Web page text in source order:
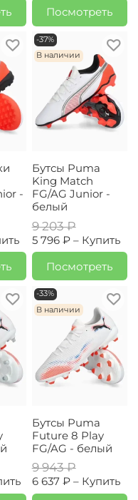
Посмотреть
-
-37%
В наличии
Бутсы Puma
King Match
FG/AG Junior -
белый
9 203 ₽
5 796 ₽ – Купить
Посмотреть
-33%
В наличии
Бутсы Puma
Future 8 Play
FG/AG - белый
9 943 ₽
6 637 ₽ – Купить